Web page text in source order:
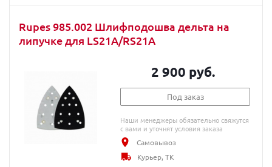
Rupes 985.002 Шлифподошва дельта на
липучке для LS21A/RS21A
2 900 руб.
Под заказ
Наши менеджеры обязательно свяжутся
с вами и уточнят условия заказа
Самовывоз
Курьер, ТК